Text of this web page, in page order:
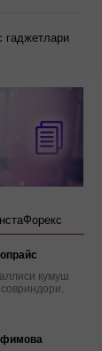
гаджетлари
кумуш